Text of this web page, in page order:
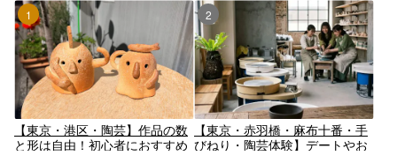
1位
【東京・港区・陶芸】作品の数
と形は自由！初心者におすすめ
2位
【東京・赤羽橋・麻布十番・手
びねり・陶芸体験】デートやお